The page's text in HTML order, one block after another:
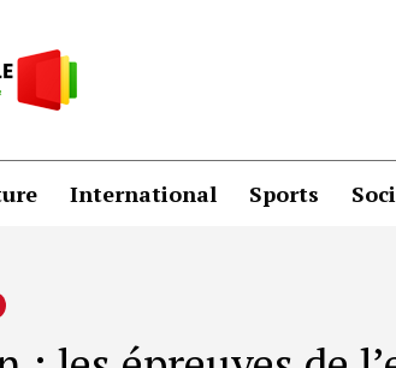
International Sports